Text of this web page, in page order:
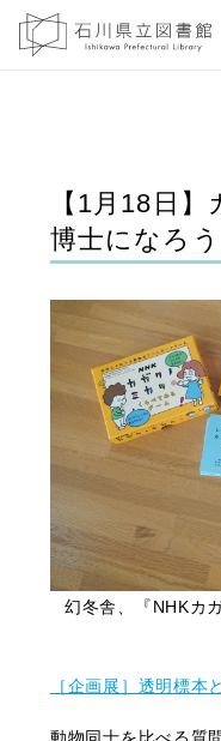
【1月18日
博士になろう
幻冬舎、『NHKカ
［企画展］透明標本
動物同士を比べる質